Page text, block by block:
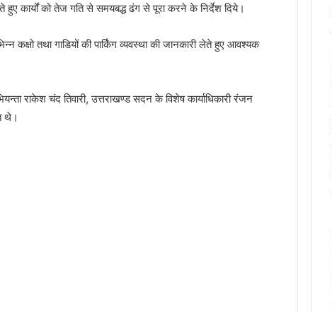
हुए कार्यों को तेज गति से समयबद्ध ढंग से पूरा करने के निर्देश दिये।
कक्षो तथा गाडियों की पार्किंग व्यवस्था की जानकारी लेते हुए आवश्यक
राकेश चंद तिवारी, उत्तराखण्ड सदन के विशेष कार्याधिकारी रंजन
थे।